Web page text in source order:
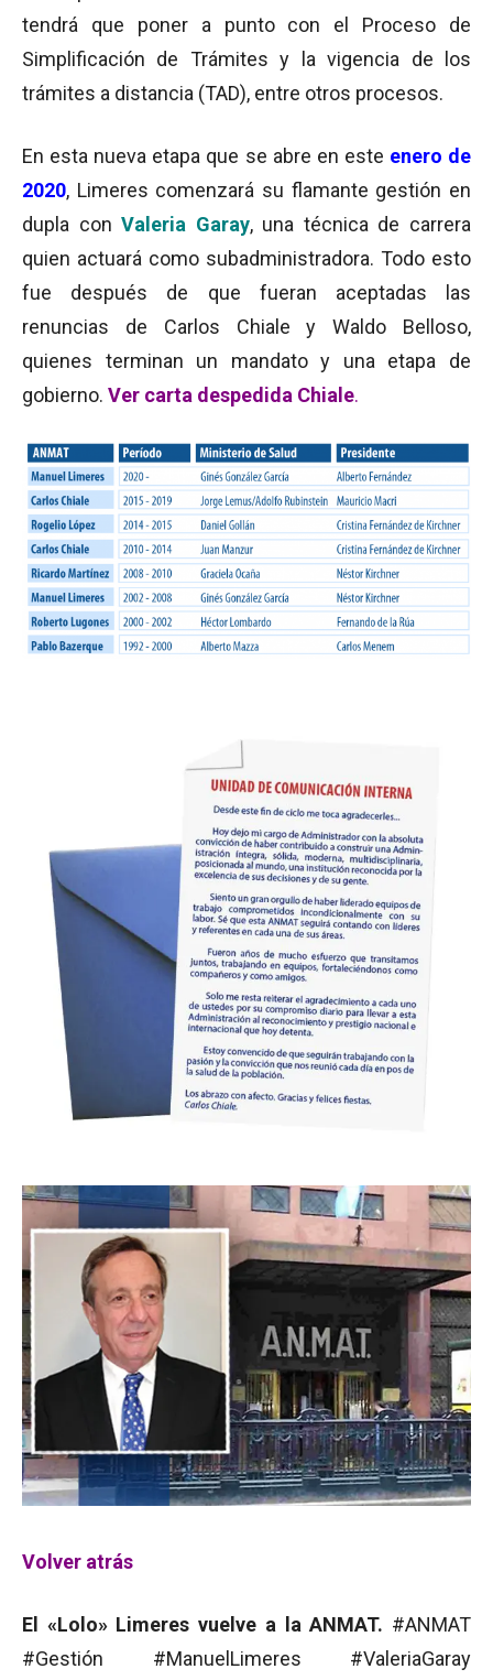
tendrá que poner a punto con el Proceso de
Simplificación de Trámites y la vigencia de los
trámites a distancia (TAD), entre otros procesos.
En esta nueva etapa que se abre en este enero de
2020, Limeres comenzará su flamante gestión en
dupla conValeria Garay, una técnica de carrera
quien actuará como subadministradora. Todo esto
fue después de que fueran aceptadas las
renuncias de Carlos Chiale y Waldo Belloso,
quienes terminan un mandato y una etapa de
gobierno. Ver carta despedida Chiale.
Volver atrás
El «Lolo» Limeres vuelve a la ANMAT. #ANMAT
#Gestión #ManuelLimeres #ValeriaGaray